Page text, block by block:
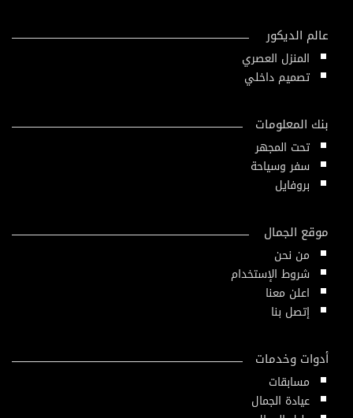
عالم الديكور
المنزل العصري
تصميم داخلي
بنك المعلومات
تحت المجهر
سفر وسياحة
بروفايل
موقع الجمال
من نحن
شروط الإستخدام
اعلن معنا
إتصل بنا
أدوات وخدمات
مسابقات
عيادة الجمال